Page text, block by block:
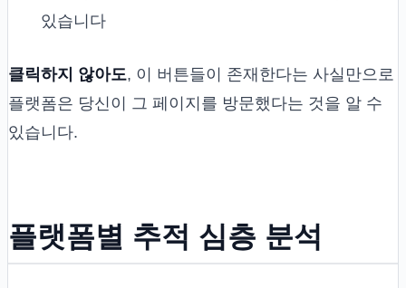
있습니다
클릭하지 않아도, 이 버튼들이 존재한다는 사실만으로
플랫폼은 당신이 그 페이지를 방문했다는 것을 알 수
있습니다.
플랫폼별 추적 심층 분석